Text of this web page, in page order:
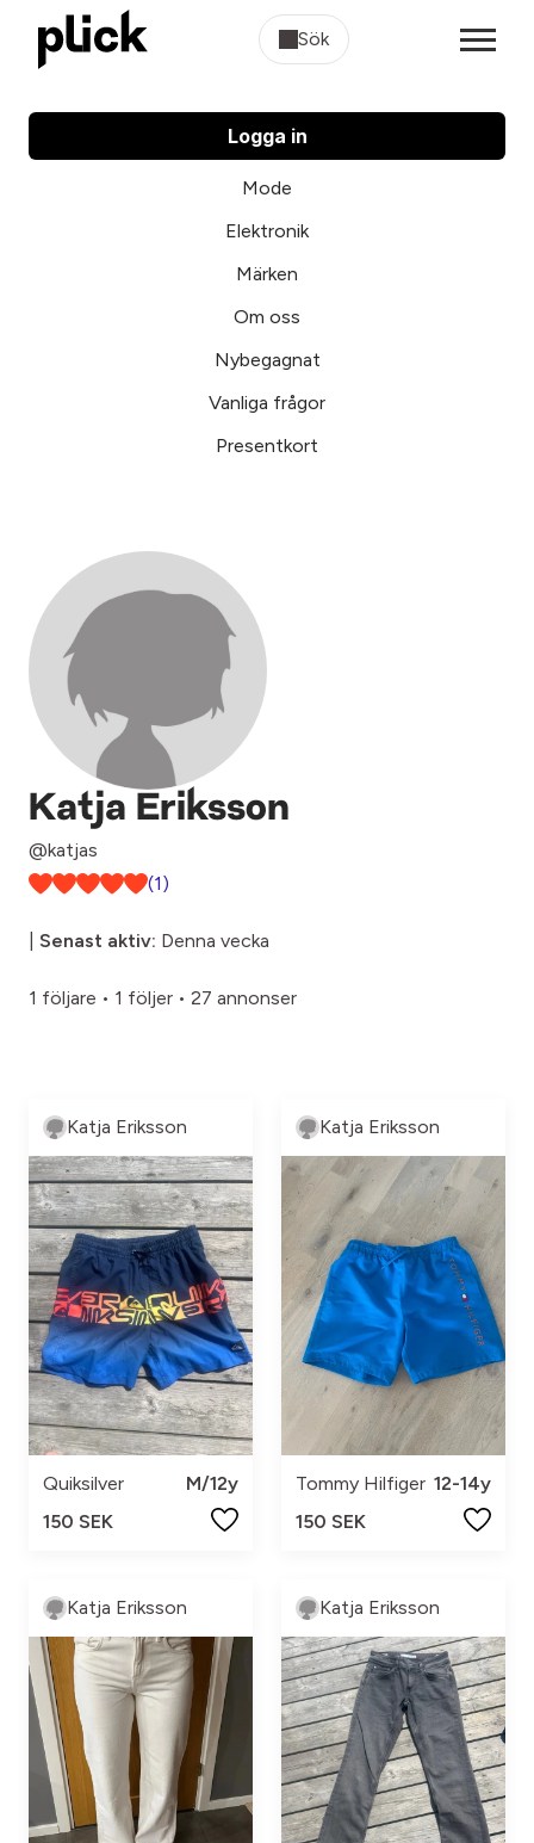
Sök
Logga in
Mode
Elektronik
Märken
Om oss
Nybegagnat
Vanliga frågor
Presentkort
Katja Eriksson
@katjas
(1)
Senast aktiv: Denna vecka
1 följare • 1 följer • 27 annonser
Katja Eriksson
Quiksilver
M/12y
150 SEK
Katja Eriksson
Tommy Hilfiger 12-14y
150 SEK
Katja Eriksson Katja Eriksson